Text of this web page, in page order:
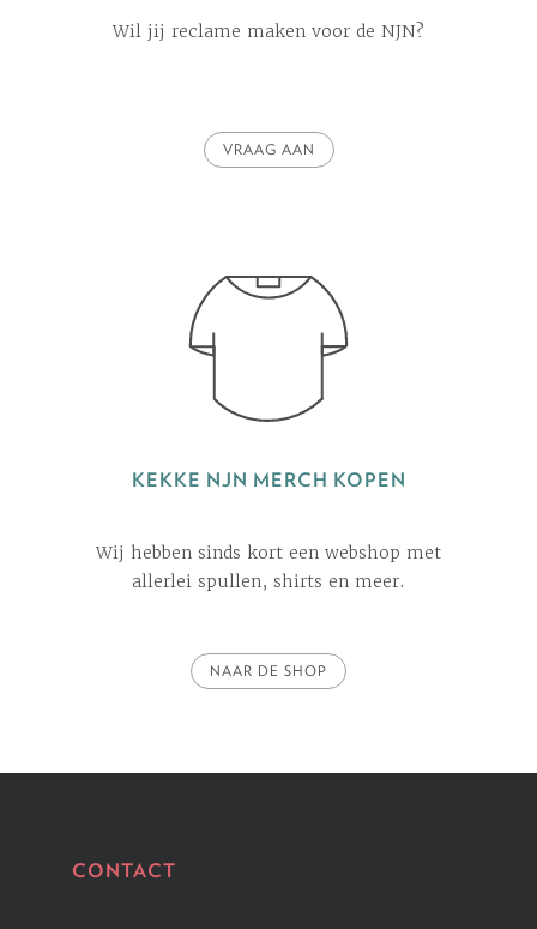
Wil jij reclame maken voor de NJN?
VRAAG AAN
KEKKE NJN MERCH KOPEN
Wij hebben sinds kort een webshop met
allerlei spullen, shirts en meer.
NAAR DE SHOP
CONTACT